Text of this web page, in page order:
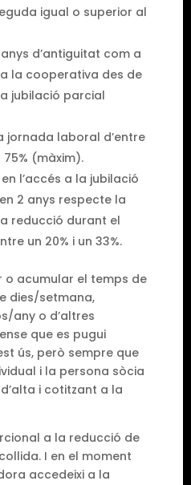
igual o superior al
d’antiguitat com a
la cooperativa des de
jubilació parcial
jornada laboral d’entre
(màxim).
l’accés a la jubilació
2 anys respecte la
reducció durant el
un 20% i un 33%.
o acumular el temps de
dies/setmana,
any o d’altres
que es pugui
ús, però sempre que
i la persona sòcia
i cotitzant a la
a la reducció de
I en el moment
accedeixi a la